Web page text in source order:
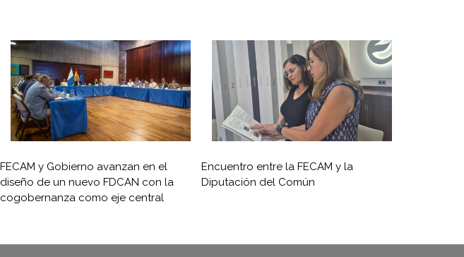
FECAM y Gobierno avanzan en el
diseño de un nuevo FDCAN con la
cogobernanza como eje central
Encuentro entre la FECAM y la
Diputación del Común